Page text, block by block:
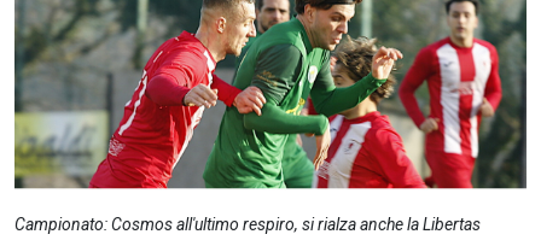
Campionato: Cosmos all'ultimo respiro, si rialza anche la Libertas